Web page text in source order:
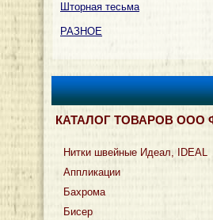
Шторная тесьма
РАЗНОЕ
КАТАЛОГ ТОВАРОВ ООО
Нитки швейные Идеал, IDEAL
Аппликации
Бахрома
Бисер